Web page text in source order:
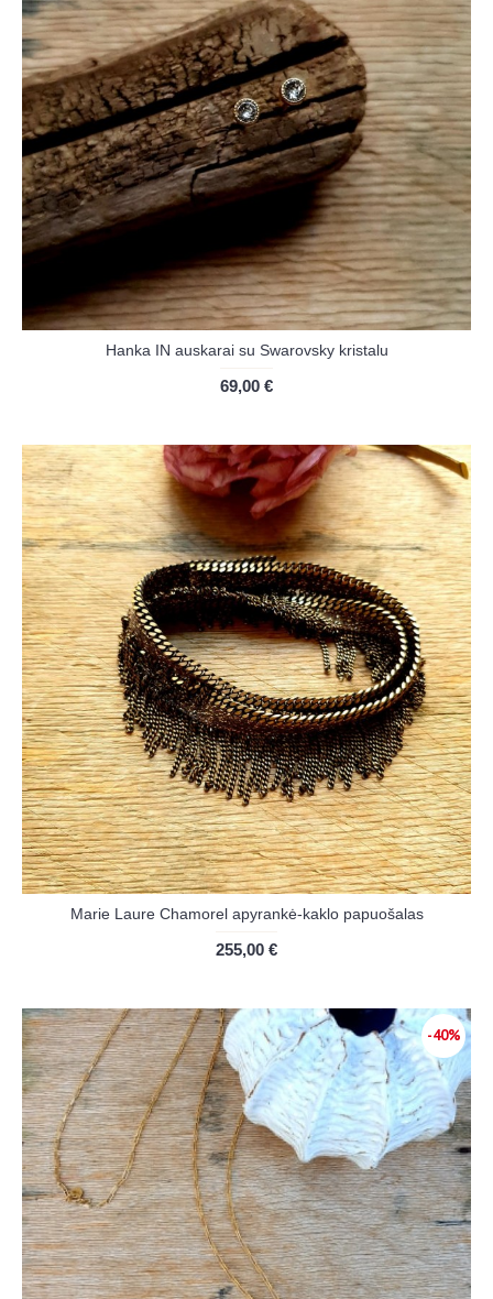
Hanka IN auskarai su Swarovsky kristalu
69,00 €
Marie Laure Chamorel apyrankė-kaklo papuošalas
255,00 €
-40%